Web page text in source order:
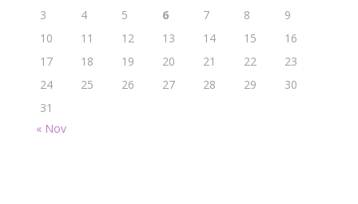
3
4 5 6 7 8
9
10
11 12 13 14 15
16
17
18 19 20 21 22
23
24
25 26 27 28 29
30
31
« Nov